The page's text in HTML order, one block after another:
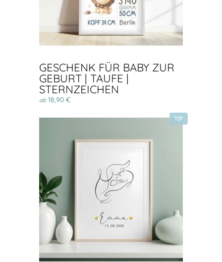
GESCHENK FÜR BABY ZUR
GEBURT | TAUFE |
STERNZEICHEN
ab18,90 €
TOP